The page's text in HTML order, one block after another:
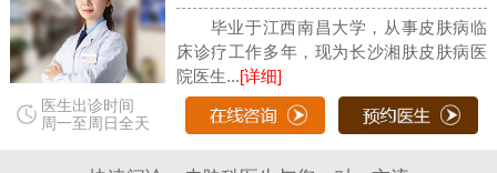
医生出诊时间
周一至周日全天
毕业于江西南昌大学，从事皮肤病临
床诊疗工作多年，现为长沙湘肤皮肤病医
院医生...[详细]